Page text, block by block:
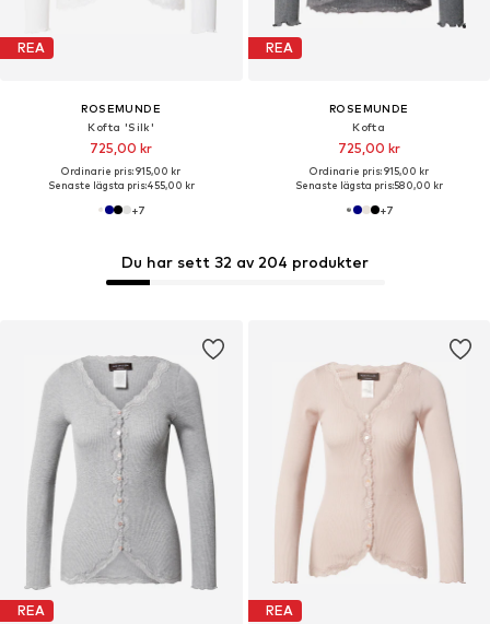
REA
ROSEMUNDE
Kofta 'Silk'
725,00 kr
Ordinarie pris: 915,00 kr
Senaste lägsta pris:455,00 kr
+7
REA
ROSEMUNDE
Kofta
725,00 kr
Ordinarie pris: 915,00 kr
Senaste lägsta pris:580,00 kr
+7
Du har sett 32 av 204 produkter
REA REA